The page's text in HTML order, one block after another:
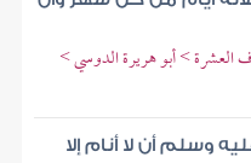
العشرة > أبو هريرة الدوسي >
وسلم أن لا أنام إلا